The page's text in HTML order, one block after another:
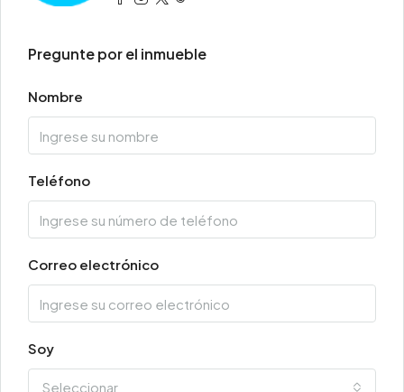
Pregunte por el inmueble
Nombre
Teléfono
Correo electrónico
Soy
Seleccionar